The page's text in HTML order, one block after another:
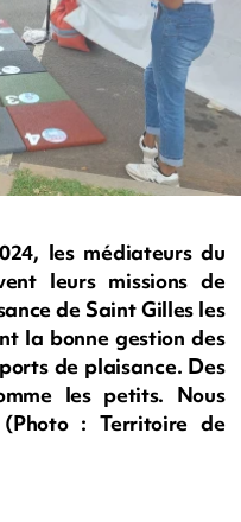
les médiateurs du
leurs missions de
de Saint Gilles les
la bonne gestion des
de plaisance. Des
les petits. Nous
: Territoire de